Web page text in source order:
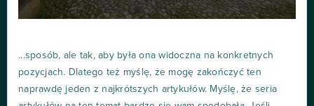
...sposób, ale tak, aby była ona widoczna na konkretnych
pozycjach. Dlatego też myślę, że mogę zakończyć ten
naprawdę jeden z najkrótszych artykułów. Myślę, że seria